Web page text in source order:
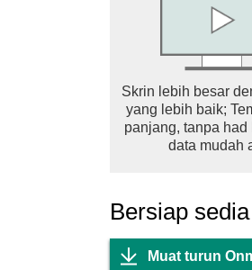
Skrin lebih besar
yang lebih baik;
panjang, tanpa had
data mudah
Bersiap
Muat turun